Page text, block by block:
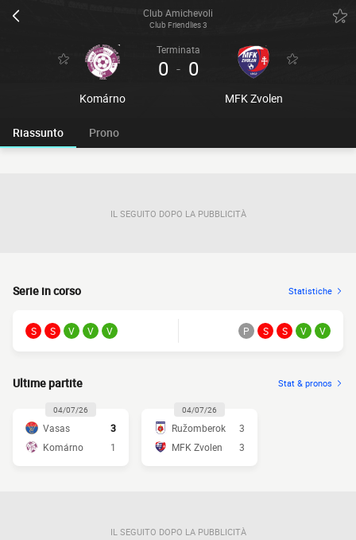
Club Amichevoli
Club Friendlies 3
Komárno
Terminata
0 - 0
MFK Zvolen
Riassunto Prono
IL SEGUITO DOPO LA PUBBLICITÀ
Serie in corso Statistiche
S S V V V P S S V V
Ultime partite Stat & pronos
04/07/26
Vasas
3
Komárno
1
04/07/26
Ružomberok
3
MFK Zvolen
3
IL SEGUITO DOPO LA PUBBLICITÀ